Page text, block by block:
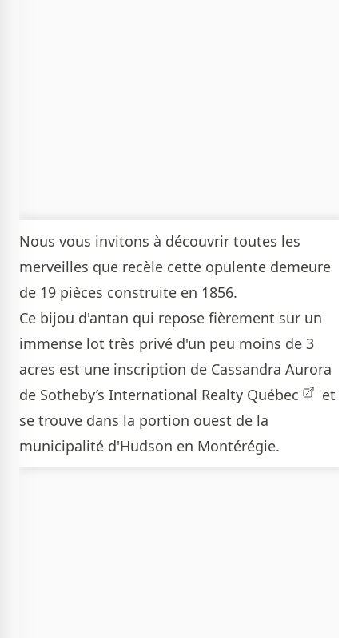
Nous vous invitons à découvrir toutes les
merveilles que recèle cette opulente demeure
de 19 pièces construite en 1856.
Ce bijou d'antan qui repose fièrement sur un
immense lot très privé d'un peu moins de 3
acres est une inscription de Cassandra Aurora
de Sotheby’s International Realty Québec
et
se trouve dans la portion ouest de la
municipalité d'Hudson en Montérégie.